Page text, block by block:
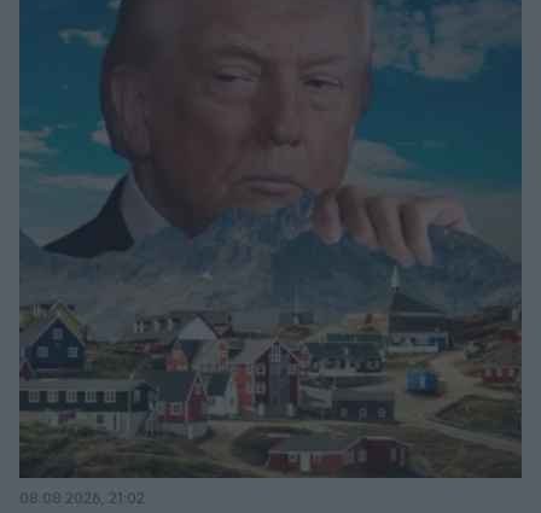
08.08.2026, 21:02